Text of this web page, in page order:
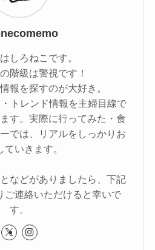
しろねこです。
階級は警視です！
報を探すのが大好き。
トレンド情報を主婦目線で
す。実際に行ってみた・食
では、リアルをしっかりお
ていきます。
などがありましたら、下記
ご連絡いただけると幸いで
す。